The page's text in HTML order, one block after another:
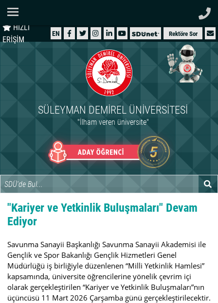
HIZLI
ERİŞİM
EN Rektöre Sor
SÜLEYMAN DEMIREL ÜNIVERSITESI
"İlham veren üniversite"
ÜNİVERSİTEMİZ
İDARİ
ARAŞTIRMA
INTERNATIONAL
"Kariyer ve Yetkinlik Buluşmaları" Devam
Ediyor
Savunma Sanayii Başkanlığı Savunma Sanayii Akademisi ile
Gençlik ve Spor Bakanlığı Gençlik Hizmetleri Genel
Müdürlüğü iş birliğiyle düzenlenen “Milli Yetkinlik Hamlesi”
kapsamında, üniversite öğrencilerine yönelik çevrim içi
olarak gerçekleştirilen “Kariyer ve Yetkinlik Buluşmaları”nın
üçüncüsü 11 Mart 2026 Çarşamba günü gerçekleştirilecektir.